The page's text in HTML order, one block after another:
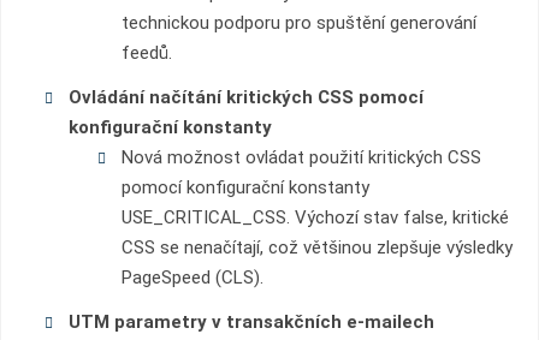
technickou podporu pro spuštění generování
feedů.
Ovládání načítání kritických CSS pomocí
konfigurační konstanty
Nová možnost ovládat použití kritických CSS
pomocí konfigurační konstanty
USE_CRITICAL_CSS. Výchozí stav false, kritické
CSS se nenačítají, což většinou zlepšuje výsledky
PageSpeed (CLS).
UTM parametry v transakčních e-mailech